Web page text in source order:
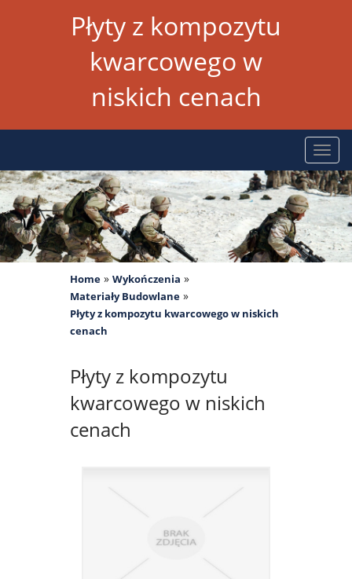
Płyty z kompozytu
kwarcowego w
niskich cenach
Home » Wykończenia »
Materiały Budowlane »
Płyty z kompozytu kwarcowego w niskich
cenach
Płyty z kompozytu
kwarcowego w niskich
cenach